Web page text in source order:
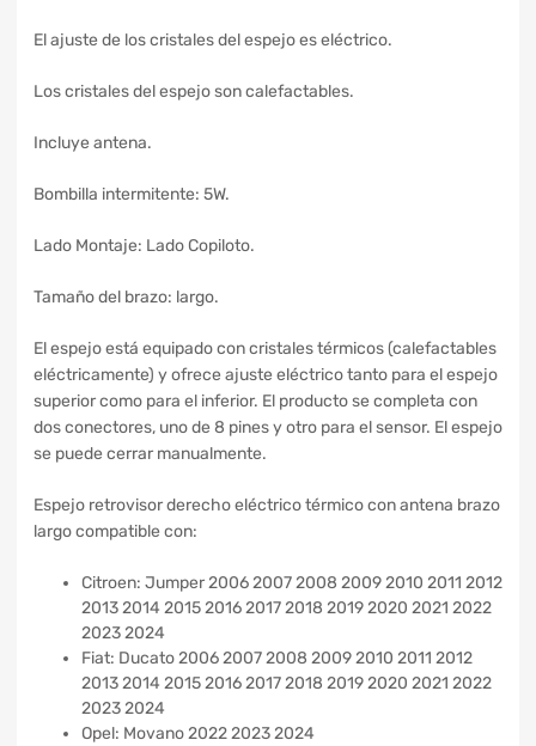
El ajuste de los cristales del espejo es eléctrico.
Los cristales del espejo son calefactables.
Incluye antena.
Bombilla intermitente: 5W.
Lado Montaje: Lado Copiloto.
Tamaño del brazo: largo.
El espejo está equipado con cristales térmicos (calefactables
eléctricamente) y ofrece ajuste eléctrico tanto para el espejo
superior como para el inferior. El producto se completa con
dos conectores, uno de 8 pines y otro para el sensor. El espejo
se puede cerrar manualmente.
Espejo retrovisor derecho eléctrico térmico con antena brazo
largo compatible con:
Citroen: Jumper 2006 2007 2008 2009 2010 2011 2012
2013 2014 2015 2016 2017 2018 2019 2020 2021 2022
2023 2024
Fiat: Ducato 2006 2007 2008 2009 2010 2011 2012
2013 2014 2015 2016 2017 2018 2019 2020 2021 2022
2023 2024
Opel: Movano 2022 2023 2024